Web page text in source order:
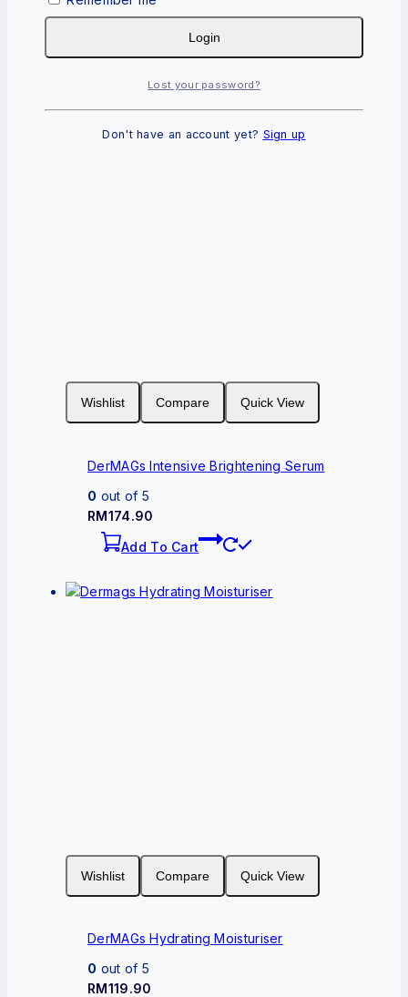
0out of 5
Wishlist Compare Quick View
DerMAGs Intensive Brightening Serum
0 out of 5
RM174.90
Add To Cart
Wishlist Compare Quick View
DerMAGs Hydrating Moisturiser
0 out of 5
RM119.90
Login
Lost your password?
Don't have an account yet? Sign up